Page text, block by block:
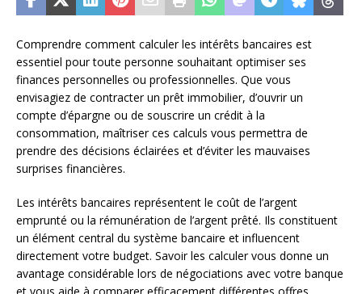
Comprendre comment calculer les intérêts bancaires est
essentiel pour toute personne souhaitant optimiser ses
finances personnelles ou professionnelles. Que vous
envisagiez de contracter un prêt immobilier, d’ouvrir un
compte d’épargne ou de souscrire un crédit à la
consommation, maîtriser ces calculs vous permettra de
prendre des décisions éclairées et d’éviter les mauvaises
surprises financières.
Les intérêts bancaires représentent le coût de l’argent
emprunté ou la rémunération de l’argent prêté. Ils constituent
un élément central du système bancaire et influencent
directement votre budget. Savoir les calculer vous donne un
avantage considérable lors de négociations avec votre banque